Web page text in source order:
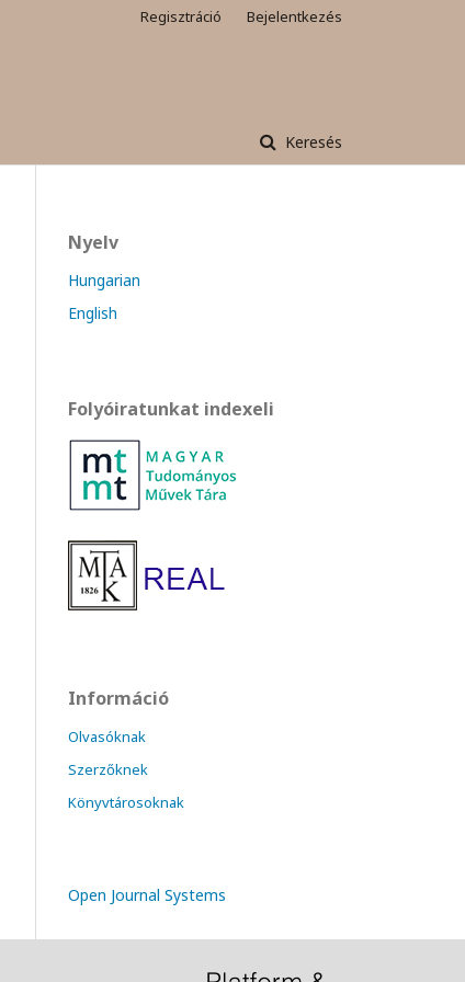
Keresés
Regisztráció Bejelentkezés
Nyelv
Hungarian
English
Folyóiratunkat indexeli
Információ
Olvasóknak
Szerzőknek
Könyvtárosoknak
Open Journal Systems